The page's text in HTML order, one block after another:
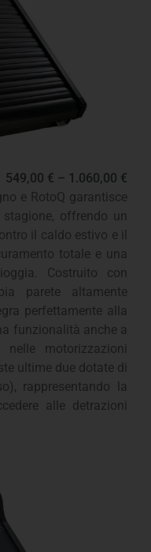
549,00 € – 1.060,00 €
e RotoQ garantisce
offrendo un
il caldo estivo e il
totale e una
Costruito con
parete altamente
perfettamente alla
funzionalità anche a
motorizzazioni
ultime due dotate di
rappresentando la
alle detrazioni